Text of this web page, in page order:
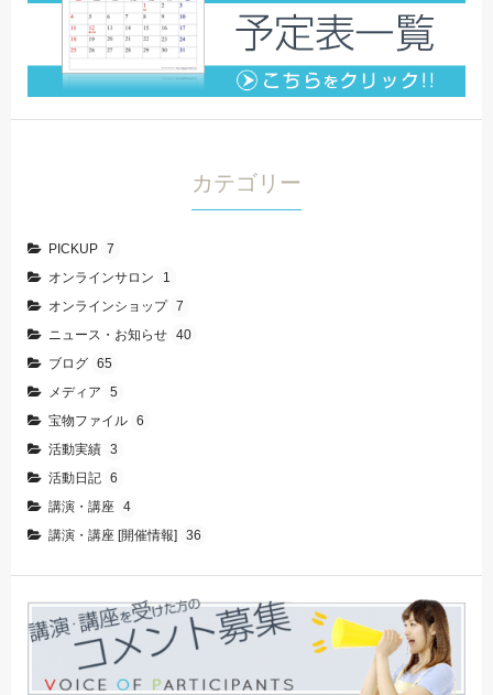
カテゴリー
PICKUP 7
オンラインサロン
1
オンラインショップ 7
ニュース・お知らせ 40
ブログ 65
メディア
5
宝物ファイル 6
活動実績 3
活動日記 6
講演・講座 4
講演・講座 [開催情報]
36